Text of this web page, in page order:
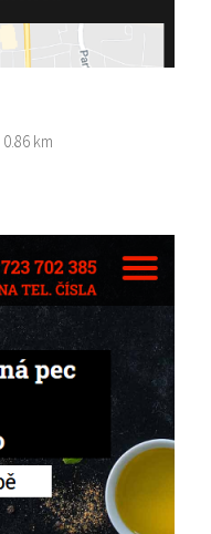
0.86 km